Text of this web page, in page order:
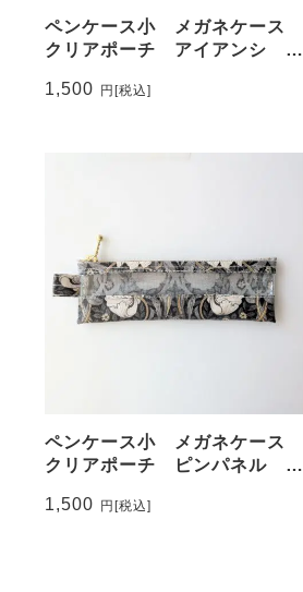
ペンケース小 メガネケース
クリアポーチ アイアンシ リ
1,500 円[税込]
ペンケース小 メガネケース
クリアポーチ ピンパネル ウ
1,500 円[税込]